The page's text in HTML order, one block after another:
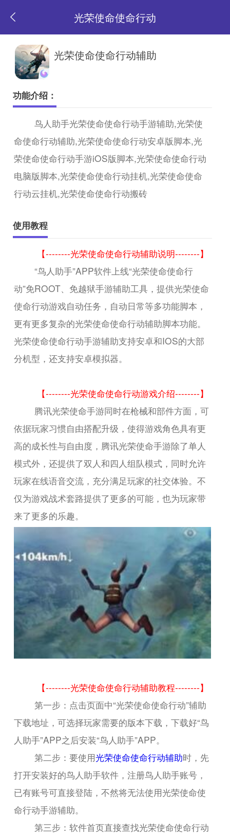
光荣使命使命行动
返
页
光荣使命使命行动辅助
功能介绍：
鸟人助手光荣使命使命行动手游辅助,光荣使
命使命行动辅助,光荣使命使命行动安卓版脚本,光
荣使命使命行动手游iOS版脚本,光荣使命使命行动
电脑版脚本,光荣使命使命行动挂机,光荣使命使命
行动云挂机,光荣使命使命行动搬砖
使用教程
【--------光荣使命使命行动辅助说明--------】
“鸟人助手”APP软件上线“光荣使命使命行
动”免ROOT、免越狱手游辅助工具，提供光荣使命
使命行动游戏自动任务，自动日常等多功能脚本，
更有更多复杂的光荣使命使命行动辅助脚本功能。
光荣使命使命行动手游辅助支持安卓和IOS的大部
分机型，还支持安卓模拟器。
【--------光荣使命使命行动游戏介绍--------】
腾讯光荣使命手游同时在枪械和部件方面，可
依据玩家习惯自由搭配升级，使得游戏角色具有更
高的成长性与自由度，腾讯光荣使命手游除了单人
模式外，还提供了双人和四人组队模式，同时允许
玩家在线语音交流，充分满足玩家的社交体验。不
仅为游戏战术套路提供了更多的可能，也为玩家带
来了更多的乐趣。
【--------光荣使命使命行动辅助教程--------】
第一步：点击页面中“光荣使命使命行动”辅助
下载地址，可选择玩家需要的版本下载，下载好“鸟
人助手”APP之后安装“鸟人助手”APP。
第二步：要使用光荣使命使命行动辅助时，先
打开安装好的鸟人助手软件，注册鸟人助手账号，
已有账号可直接登陆，不然将无法使用光荣使命使
命行动手游辅助。
第三步：软件首页直接查找光荣使命使命行动